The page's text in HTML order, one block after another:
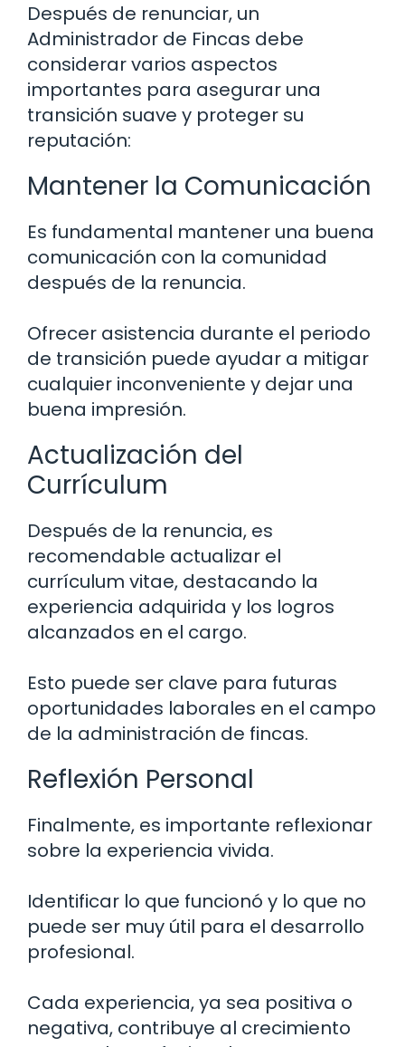
Después de renunciar, un
Administrador de Fincas debe
considerar varios aspectos
importantes para asegurar una
transición suave y proteger su
reputación:
Mantener la Comunicación
Es fundamental mantener una buena
comunicación con la comunidad
después de la renuncia.
Ofrecer asistencia durante el periodo
de transición puede ayudar a mitigar
cualquier inconveniente y dejar una
buena impresión.
Actualización del
Currículum
Después de la renuncia, es
recomendable actualizar el
currículum vitae, destacando la
experiencia adquirida y los logros
alcanzados en el cargo.
Esto puede ser clave para futuras
oportunidades laborales en el campo
de la administración de fincas.
Reflexión Personal
Finalmente, es importante reflexionar
sobre la experiencia vivida.
Identificar lo que funcionó y lo que no
puede ser muy útil para el desarrollo
profesional.
Cada experiencia, ya sea positiva o
negativa, contribuye al crecimiento